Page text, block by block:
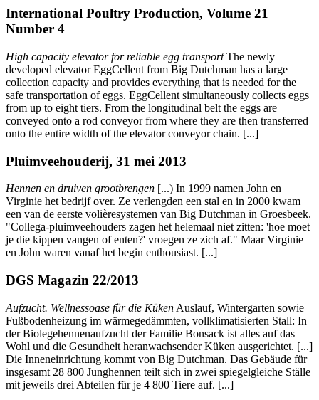
International Poultry Production, Volume 21
Number 4
High capacity elevator for reliable egg transportThe newly
developed elevator EggCellent from Big Dutchman has a large
collection capacity and provides everything that is needed for the
safe transportation of eggs. EggCellent simultaneously collects eggs
from up to eight tiers. From the longitudinal belt the eggs are
conveyed onto a rod conveyor from where they are then transferred
onto the entire width of the elevator conveyor chain. [...]
Pluimveehouderij, 31 mei 2013
Hennen en druiven grootbrengen [...) In 1999 namen John en
Virginie het bedrijf over. Ze verlengden een stal en in 2000 kwam
een van de eerste volièresystemen van Big Dutchman in Groesbeek.
"Collega-pluimveehouders zagen het helemaal niet zitten: 'hoe moet
je die kippen vangen of enten?' vroegen ze zich af." Maar Virginie
en John waren vanaf het begin enthousiast. [...]
DGS Magazin 22/2013
Aufzucht. Wellnessoase für die Küken Auslauf, Wintergarten sowie
Fußbodenheizung im wärmegedämmten, vollklimatisierten Stall: In
der Biolegehennenaufzucht der Familie Bonsack ist alles auf das
Wohl und die Gesundheit heranwachsender Küken ausgerichtet. [...]
Die Inneneinrichtung kommt von Big Dutchman. Das Gebäude für
insgesamt 28 800 Junghennen teilt sich in zwei spiegelgleiche Ställe
mit jeweils drei Abteilen für je 4 800 Tiere auf. [...]